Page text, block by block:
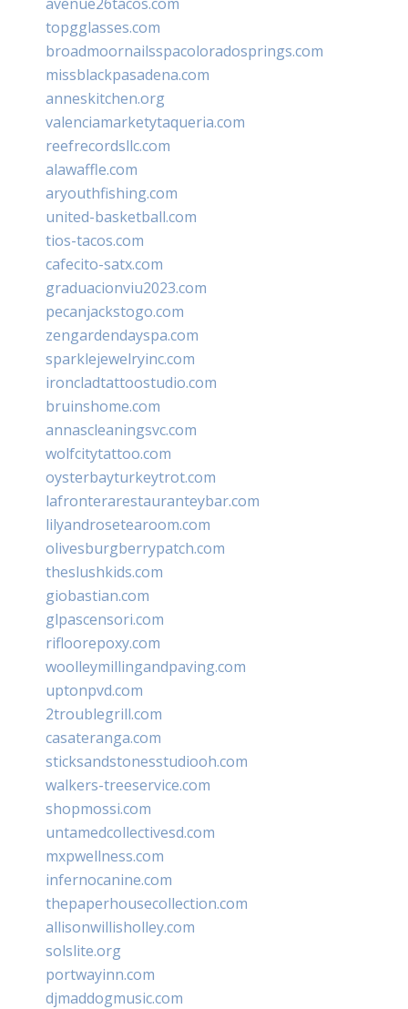
topgglasses.com
broadmoornailsspacoloradosprings.com
missblackpasadena.com
anneskitchen.org
valenciamarketytaqueria.com
reefrecordsllc.com
alawaffle.com
aryouthfishing.com
united-basketball.com
tios-tacos.com
cafecito-satx.com
graduacionviu2023.com
pecanjackstogo.com
zengardendayspa.com
sparklejewelryinc.com
ironcladtattoostudio.com
bruinshome.com
annascleaningsvc.com
wolfcitytattoo.com
oysterbayturkeytrot.com
lafronterarestauranteybar.com
lilyandrosetearoom.com
olivesburgberrypatch.com
theslushkids.com
giobastian.com
glpascensori.com
rifloorepoxy.com
woolleymillingandpaving.com
uptonpvd.com
2troublegrill.com
casateranga.com
sticksandstonesstudiooh.com
walkers-treeservice.com
shopmossi.com
untamedcollectivesd.com
mxpwellness.com
infernocanine.com
thepaperhousecollection.com
allisonwillisholley.com
solslite.org
portwayinn.com
djmaddogmusic.com